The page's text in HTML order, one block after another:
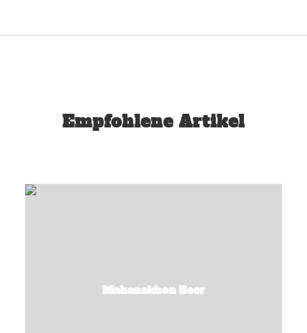
Empfohlene Artikel
Mahanakhon Beer